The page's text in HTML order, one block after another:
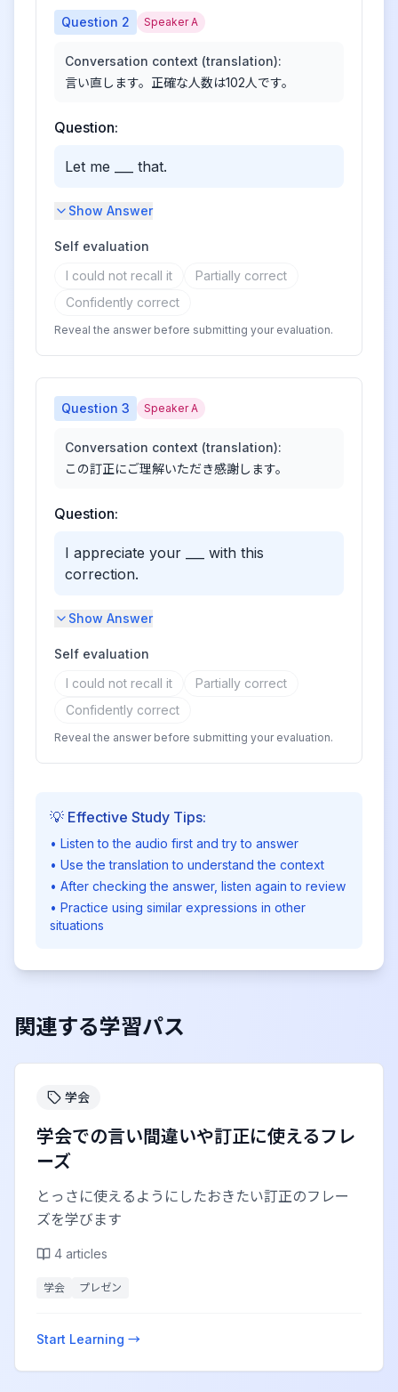
Question 2 Speaker A
Conversation context (translation):
言い直します。正確な人数は102人です。
Question:
Let me ___ that.
Show Answer
Self evaluation
I could not recall it
Partially correct
Confidently correct
Reveal the answer before submitting your evaluation.
Question 3 Speaker A
Conversation context (translation):
この訂正にご理解いただき感謝します。
Question:
I appreciate your ___ with this
correction.
Show Answer
Self evaluation
I could not recall it
Partially correct
Confidently correct
Reveal the answer before submitting your evaluation.
💡 Effective Study Tips:
• Listen to the audio first and try to answer
• Use the translation to understand the context
• After checking the answer, listen again to review
• Practice using similar expressions in other
situations
関連する学習パス
学会
学会での言い間違いや訂正に使えるフレ
ーズ
とっさに使えるようにしたおきたい訂正のフレー
ズを学びます
4 articles
学会 プレゼン
Start Learning →